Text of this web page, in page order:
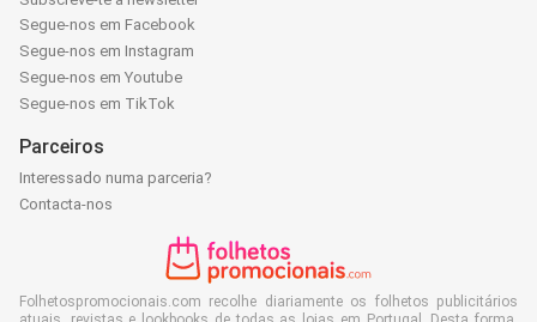
Segue-nos em Facebook
Segue-nos em Instagram
Segue-nos em Youtube
Segue-nos em TikTok
Parceiros
Interessado numa parceria?
Contacta-nos
Folhetospromocionais.com recolhe diariamente os folhetos publicitários